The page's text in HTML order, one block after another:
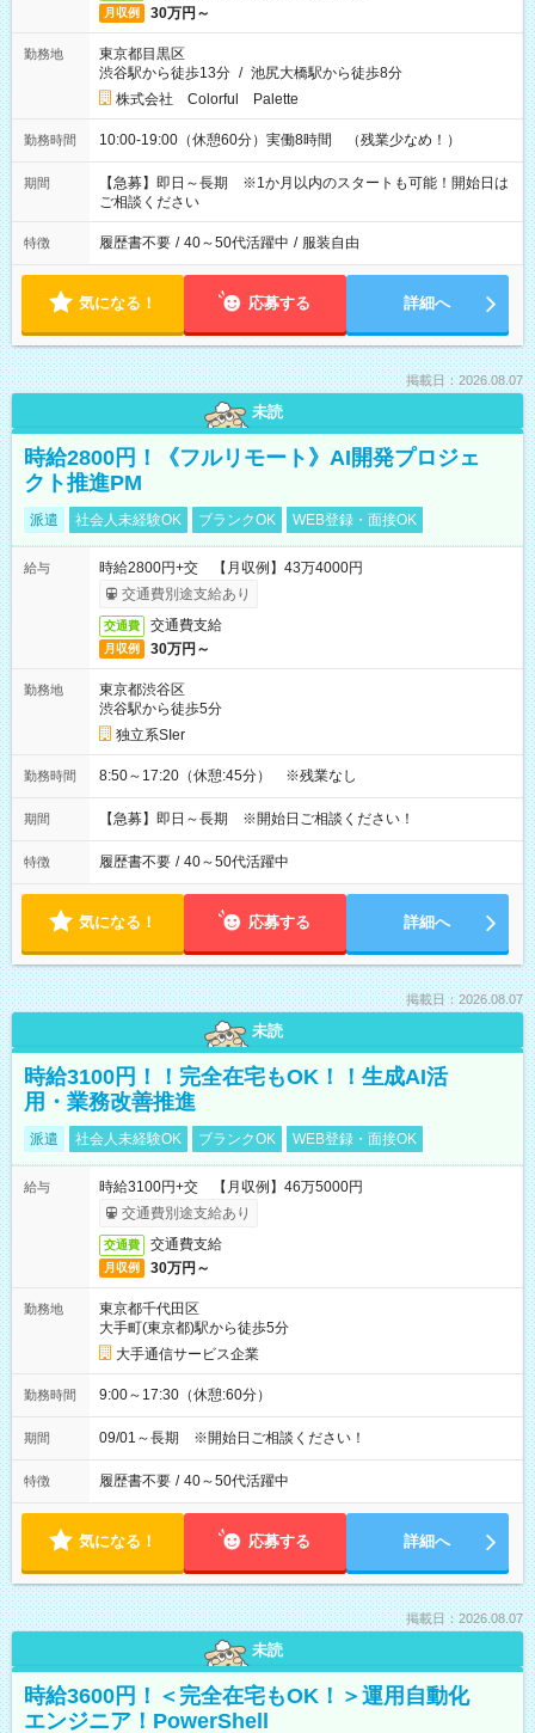
月収例 30万円～
勤務地
東京都目黒区
渋谷駅から徒歩13分 / 池尻大橋駅から徒歩8分
株式会社 Colorful Palette
勤務時間 10:00-19:00（休憩60分）実働8時間 （残業少なめ！）
期間
【急募】即日～長期 ※1か月以内のスタートも可能！開始日は
ご相談ください
特徴 履歴書不要 / 40～50代活躍中 / 服装自由
気になる！ 応募する 詳細へ
掲載日：2026.08.07
未読
時給2800円！《フルリモート》AI開発プロジェ
クト推進PM
派遣 社会人未経験OK ブランクOK WEB登録・面接OK
給与
時給2800円+交 【月収例】43万4000円
交通費別途支給あり
交通費 交通費支給
月収例 30万円～
勤務地
東京都渋谷区
渋谷駅から徒歩5分
独立系SIer
勤務時間 8:50～17:20（休憩:45分） ※残業なし
期間 【急募】即日～長期 ※開始日ご相談ください！
特徴 履歴書不要 / 40～50代活躍中
気になる！ 応募する 詳細へ
掲載日：2026.08.07
未読
時給3100円！！完全在宅もOK！！生成AI活
用・業務改善推進
派遣 社会人未経験OK ブランクOK WEB登録・面接OK
給与
時給3100円+交 【月収例】46万5000円
交通費別途支給あり
交通費 交通費支給
月収例 30万円～
勤務地
東京都千代田区
大手町(東京都)駅から徒歩5分
大手通信サービス企業
勤務時間 9:00～17:30（休憩:60分）
期間 09/01～長期 ※開始日ご相談ください！
特徴 履歴書不要 / 40～50代活躍中
気になる！ 応募する 詳細へ
掲載日：2026.08.07
未読
時給3600円！＜完全在宅もOK！＞運用自動化
エンジニア！PowerShell